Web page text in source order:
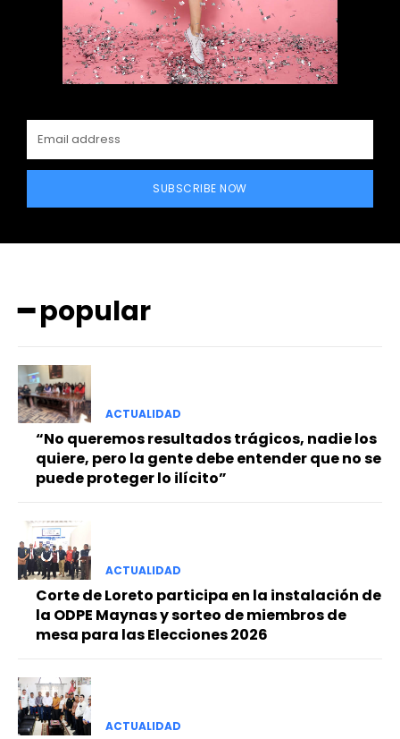
━ Planes
SUBSCRIBE NOW
━ popular
ACTUALIDAD
“No queremos resultados trágicos, nadie los
quiere, pero la gente debe entender que no se
puede proteger lo ilícito”
ACTUALIDAD
Corte de Loreto participa en la instalación de
la ODPE Maynas y sorteo de miembros de
mesa para las Elecciones 2026
ACTUALIDAD